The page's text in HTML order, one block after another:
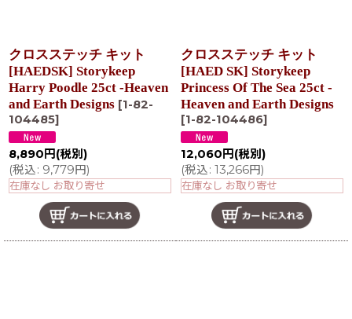
クロスステッチ キット
[HAEDSK] Storykeep
Harry Poodle 25ct -Heaven
and Earth Designs [1-82-
104485]
8,890 円 (税別)
(税込: 9,779円)
在庫なし お取り寄せ
クロスステッチ キット
[HAED SK] Storykeep
Princess Of The Sea 25ct -
Heaven and Earth Designs
[1-82-104486]
12,060 円 (税別)
(税込: 13,266円)
在庫なし お取り寄せ